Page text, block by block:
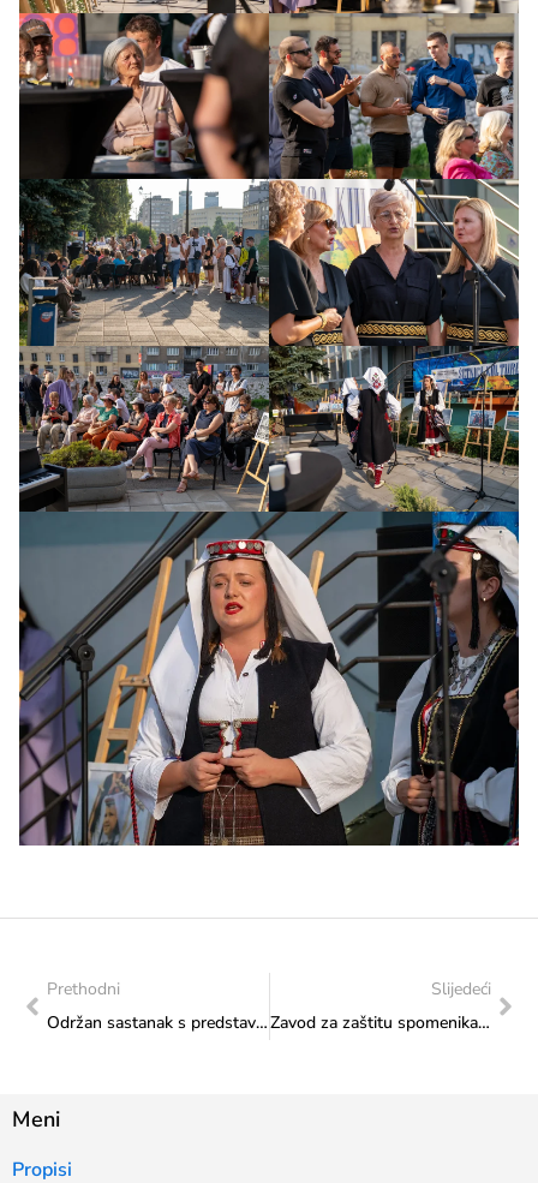
Prethodni
Održan sastanak s predstavnikom udruženja Artikulacija
Slijedeći
Zavod za zaštitu spomenika: Uvid u postojeće stanje arheoloških lokaliteta i odnos prema trasi predviđenoj za rekonstrukciju i proširenje sustava toplovoda u Kaknju i prigradskim naseljima
Meni
Propisi